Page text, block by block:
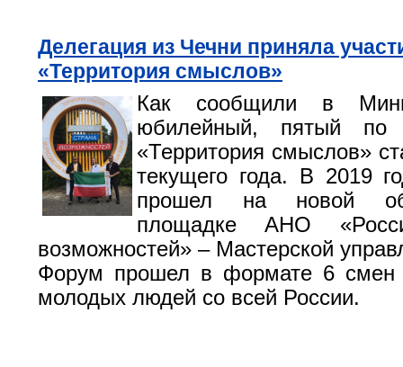
Делегация из Чечни приняла
«Территория смыслов»
Как сообщили в
юбилейный, пятый по
«Территория смыслов»
текущего года. В 2019
прошел на новой
площадке АНО
возможностей» – Мастерской
Форум прошел в формате 6 смен
молодых людей со всей России.